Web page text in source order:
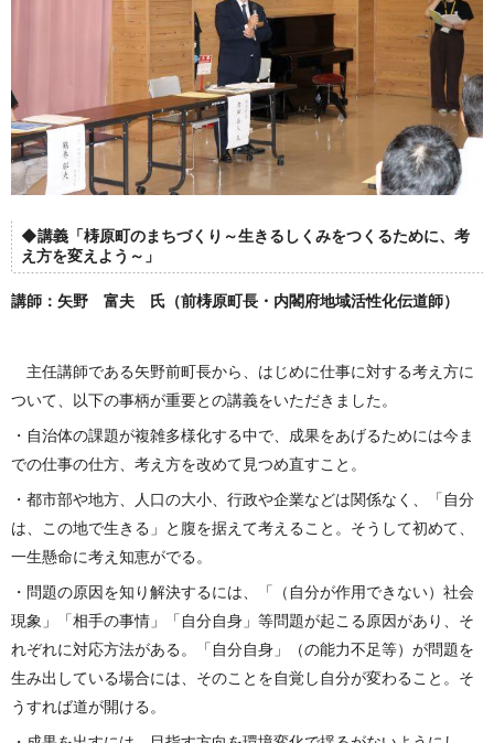
◆講義「梼原町のまちづくり～生きるしくみをつくるために、考
え方を変えよう～」
講師：矢野 富夫 氏（前梼原町長・内閣府地域活性化伝道師）
主任講師である矢野前町長から、はじめに仕事に対する考え方に
ついて、以下の事柄が重要との講義をいただきました。
・自治体の課題が複雑多様化する中で、成果をあげるためには今ま
での仕事の仕方、考え方を改めて見つめ直すこと。
・都市部や地方、人口の大小、行政や企業などは関係なく、「自分
は、この地で生きる」と腹を据えて考えること。そうして初めて、
一生懸命に考え知恵がでる。
・問題の原因を知り解決するには、「（自分が作用できない）社会
現象」「相手の事情」「自分自身」等問題が起こる原因があり、そ
れぞれに対応方法がある。「自分自身」（の能力不足等）が問題を
生み出している場合には、そのことを自覚し自分が変わること。そ
うすれば道が開ける。